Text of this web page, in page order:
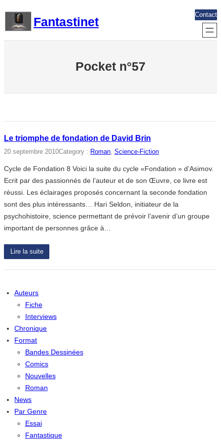
contenu
Fantastinet
Contact
Pocket n°57
Le triomphe de fondation de David Brin
20 septembre 2010Category : Roman, Science-Fiction
Cycle de Fondation 8 Voici la suite du cycle «Fondation » d’Asimov.
Ecrit par des passionnés de l’auteur et de son Œuvre, ce livre est
réussi. Les éclairages proposés concernant la seconde fondation
sont des plus intéressants… Hari Seldon, initiateur de la
psychohistoire, science permettant de prévoir l’avenir d’un groupe
important de personnes grâce à…
Lire la suite
Auteurs
Fiche
Interviews
Chronique
Format
Bandes Dessinées
Comics
Nouvelles
Roman
News
Par Genre
Essai
Fantastique